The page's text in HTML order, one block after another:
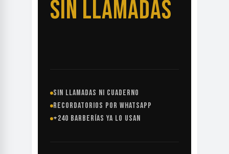
SIN LLAMADAS
SIN LLAMADAS NI CUADERNO
RECORDATORIOS POR WHATSAPP
+240 BARBERÍAS YA LO USAN